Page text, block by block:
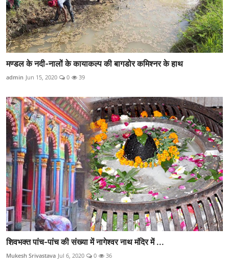
मण्डल के नदी-नालों के कायाकल्प की बागडोर कमिश्नर के हाथ
admin Jun 15, 2020 0 39
शिवभक्त पांच-पांच की संख्या में नागेश्वर नाथ मंदिर में ...
Mukesh Srivastava Jul 6, 2020 0 36